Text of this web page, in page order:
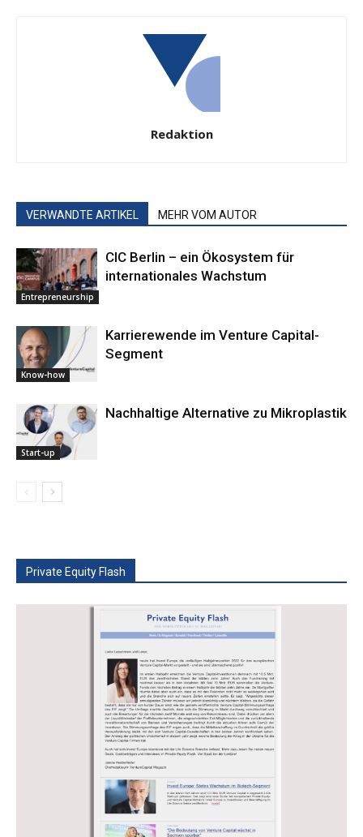
Redaktion
VERWANDTE ARTIKEL MEHR VOM AUTOR
Entrepreneurship
CIC Berlin – ein Ökosystem für
internationales Wachstum
Know-how
Karrierewende im Venture Capital-
Segment
Start-up
Nachhaltige ­Alternative zu Mikroplastik
Private Equity Flash